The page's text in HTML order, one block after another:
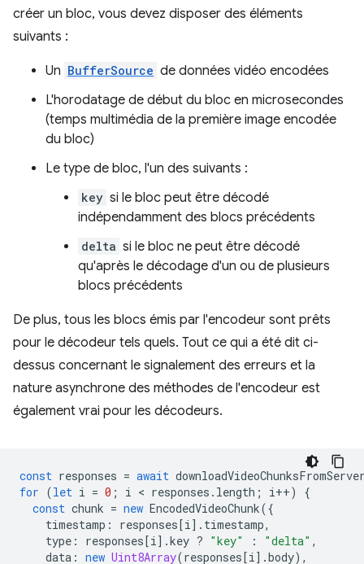
créer un bloc, vous devez disposer des éléments
suivants :
Un BufferSource de données vidéo encodées
L'horodatage de début du bloc en microsecondes
(temps multimédia de la première image encodée
du bloc)
Le type de bloc, l'un des suivants :
key si le bloc peut être décodé
indépendamment des blocs précédents
delta si le bloc ne peut être décodé
qu'après le décodage d'un ou de plusieurs
blocs précédents
De plus, tous les blocs émis par l'encodeur sont prêts
pour le décodeur tels quels. Tout ce qui a été dit ci-
dessus concernant le signalement des erreurs et la
nature asynchrone des méthodes de l'encodeur est
également vrai pour les décodeurs.
const responses = await
for (let i = 0 ; i < responses . length ; i++)
{
const chunk = new EncodedVideoChunk({
timestamp : responses[i ]. timestamp,
type : responses[i ].key ? "key" : "delta" ,
data : new Uint8Array(responses[i ].body),